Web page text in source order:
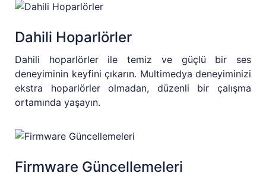
Dahili Hoparlörler
Dahili hoparlörler ile temiz ve güçlü bir ses
deneyiminin keyfini çıkarın. Multimedya deneyiminizi
ekstra hoparlörler olmadan, düzenli bir çalışma
ortamında yaşayın.
Firmware Güncellemeleri